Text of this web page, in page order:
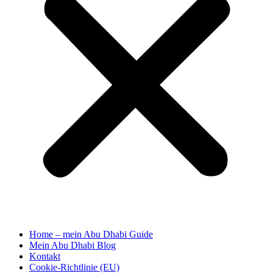
Home – mein Abu Dhabi Guide
Mein Abu Dhabi Blog
Kontakt
Cookie-Richtlinie (EU)